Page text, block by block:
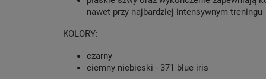
nawet przy najbardziej intensywnym treningu
KOLORY:
czarny
ciemny niebieski - 371 blue iris